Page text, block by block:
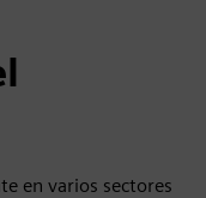
en varios sectores